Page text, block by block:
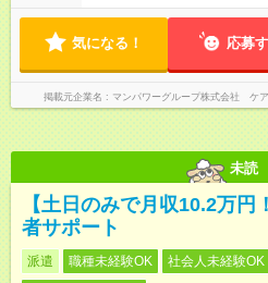
気になる！ 応募
掲載元企業名 マンパワーグループ株式会社 ケ
未読
【土日のみで月収10.2万
者サポート
派遣 職種未経験OK 社会人未経験OK